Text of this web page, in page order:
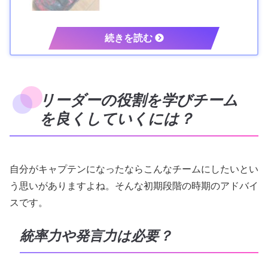
リーダーの役割を学びチーム
を良くしていくには？
自分がキャプテンになったならこんなチームにしたいとい
う思いがありますよね。そんな初期段階の時期のアドバイ
スです。
統率力や発言力は必要？